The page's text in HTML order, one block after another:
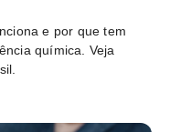
e por que tem
química. Veja